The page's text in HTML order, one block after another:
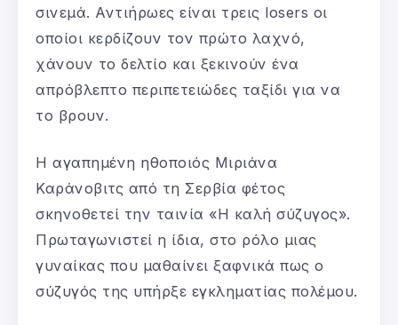
σινεμά. Αντιήρωες είναι τρεις losers οι
οποίοι κερδίζουν τον πρώτο λαχνό,
χάνουν το δελτίο και ξεκινούν ένα
απρόβλεπτο περιπετειώδες ταξίδι για να
το βρουν.
Η αγαπημένη ηθοποιός Μιριάνα
Καράνοβιτς από τη Σερβία φέτος
σκηνοθετεί την ταινία «Η καλή σύζυγος».
Πρωταγωνιστεί η ίδια, στο ρόλο μιας
γυναίκας που μαθαίνει ξαφνικά πως ο
σύζυγός της υπήρξε εγκληματίας πολέμου.